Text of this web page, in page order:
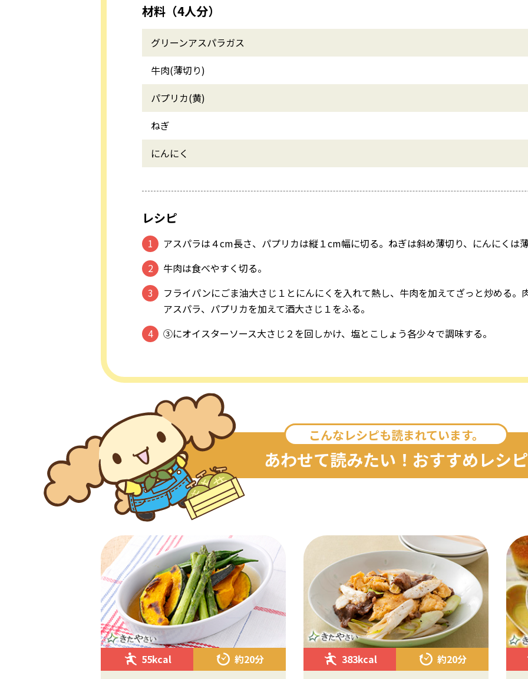
材料（4人分）
グリーンアスパラガス
牛肉(薄切り)
パプリカ(黄)
ねぎ
にんにく
レシピ
アスパラは４cm長さ、パプリカは縦１cm幅に切る。ねぎは斜め薄切り、にんにくは
牛肉は食べやすく切る。
フライパンにごま油大さじ１とにんにくを入れて熱し、牛肉を加えてざっと炒める。
アスパラ、パプリカを加えて酒大さじ１をふる。
③にオイスターソース大さじ２を回しかけ、塩とこしょう各少々で調味する。
こんなレシピも読まれています。
あわせて読みたい！おすすめレシピ
55kcal 約20分 383kcal 約20分